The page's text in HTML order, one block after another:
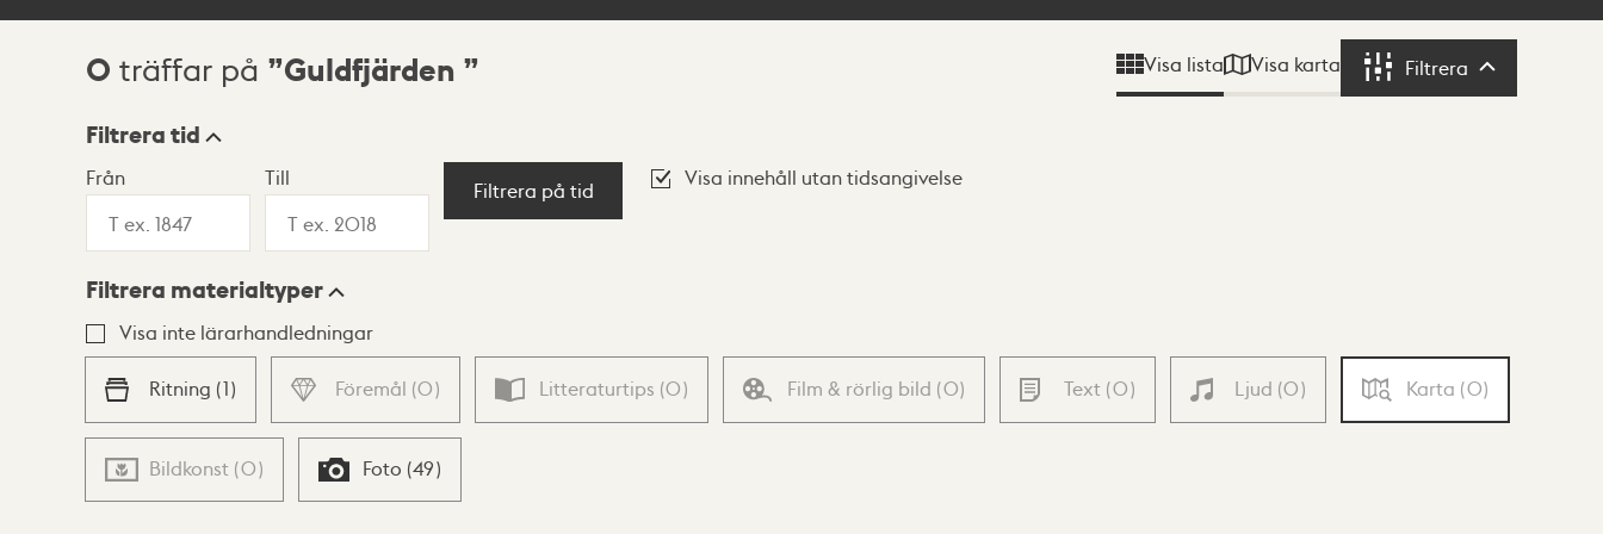
Sökresultat
0 träffar på Guldfjärden Visa lista Visa karta Filtrera Filtrera
Visningsläge
Lista Karta
Filtrera tid
Från Till
Filtrera på tid
Visa innehåll utan tidsangivelse
Filtrera materialtyper
Visa inte lärarhandledningar
Ritning (1) Föremål (0) Litteraturtips (0) Film & rörlig bild (0) Text (0) Ljud (0) Karta (0)
Bildkonst (0) Foto (49)